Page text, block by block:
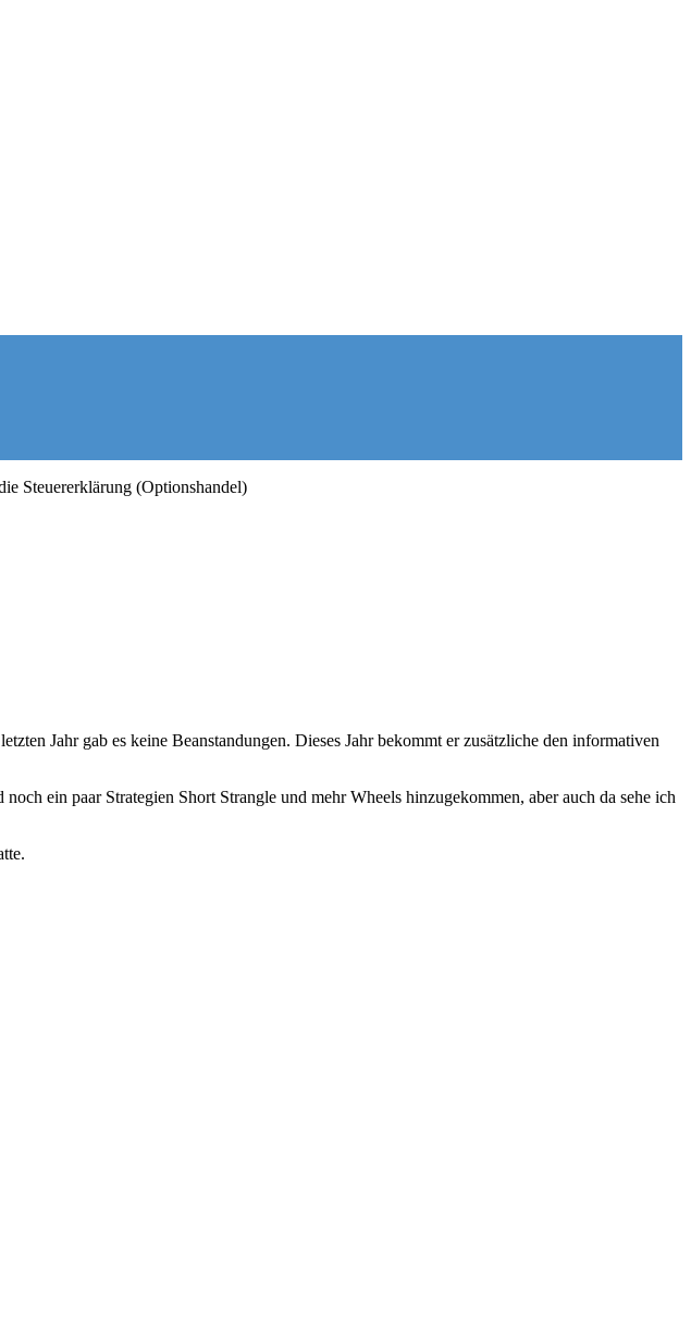
Steuererklärung (Optionshandel)
Jahr gab es keine Beanstandungen. Dieses Jahr bekommt er zusätzliche den informativen
ein paar Strategien Short Strangle und mehr Wheels hinzugekommen, aber auch da sehe ich